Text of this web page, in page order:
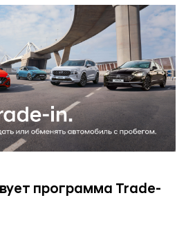
программа Trade-